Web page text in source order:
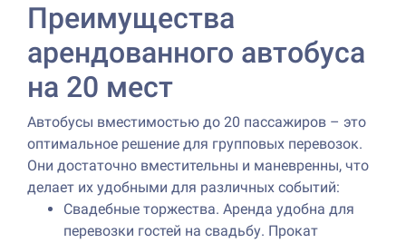
Преимущества
арендованного автобуса
на 20 мест
Автобусы вместимостью до 20 пассажиров – это
оптимальное решение для групповых перевозок.
Они достаточно вместительны и маневренны, что
делает их удобными для различных событий:
Свадебные торжества. Аренда удобна для
перевозки гостей на свадьбу. Прокат